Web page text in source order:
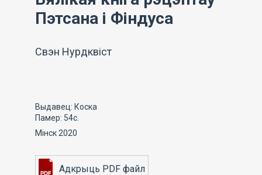
Пэтсана і Фіндуса
Свэн Нурдквіст
Выдавец: Коска
Памер: 54с.
Мінск 2020